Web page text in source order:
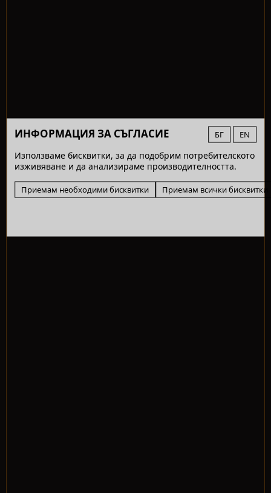
ИНФОРМАЦИЯ ЗА СЪГЛАСИЕ БГ EN
Използваме бисквитки, за да подобрим потребителското
изживяване и да анализираме производителността.
Приемам необходими бисквитки Приемам всички бисквитки